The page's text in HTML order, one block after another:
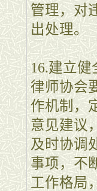
管理，对
出处理。
16.建立
律师协会
作机制，
意见建议
及时协调
事项，不
工作格局